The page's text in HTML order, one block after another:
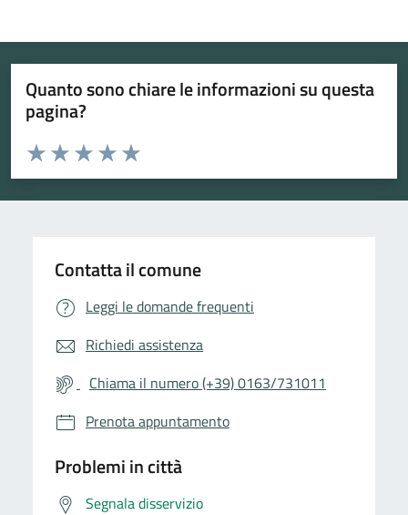
Quanto sono chiare le informazioni su questa
pagina?
Valuta da 1 a 5 stelle la pagina
Valuta 5 stelle su 5
Valuta 4 stelle su 5
Valuta 3 stelle su 5
Valuta 2 stelle su 5
Valuta 1 stelle su 5
Contatta il comune
Leggi le domande frequenti
Richiedi assistenza
Chiama il numero (+39) 0163/731011
Prenota appuntamento
Problemi in città
Segnala disservizio